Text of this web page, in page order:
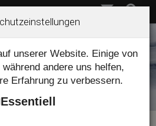
unserer Website. Einige von
andere uns helfen,
Erfahrung zu verbessern.
Essentiell